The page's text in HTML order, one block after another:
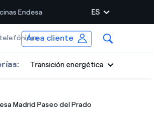
Endesa ES
Área cliente
Transición energética
Madrid Paseo del Prado